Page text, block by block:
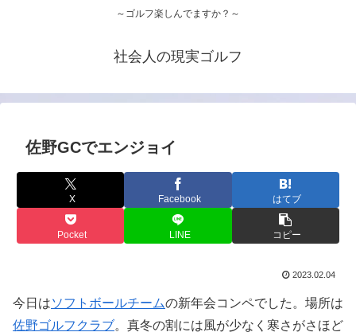
～ゴルフ楽しんでますか？～
社会人の現実ゴルフ
佐野GCでエンジョイ
X Facebook はてブ
Pocket LINE コピー
2023.02.04
今日はソフトボールチームの新年会コンペでした。場所は
佐野ゴルフクラブ。真冬の割には風が少なく寒さがさほど